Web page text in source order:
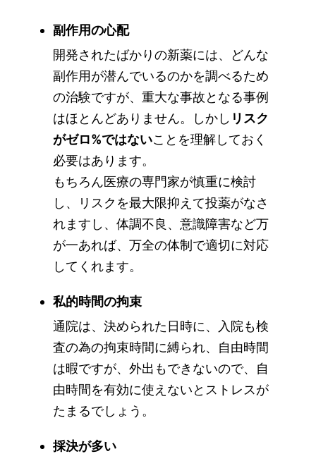
副作用の心配
開発されたばかりの新薬には、どんな
副作用が潜んでいるのかを調べるため
の治験ですが、重大な事故となる事例
はほとんどありません。しかし リスク
がゼロ%ではないことを理解しておく
必要はあります。
もちろん医療の専門家が慎重に検討
し、リスクを最大限抑えて投薬がなさ
れますし、体調不良、意識障害など万
が一あれば、万全の体制で適切に対応
してくれます。
私的時間の拘束
通院は、決められた日時に、入院も検
査の為の拘束時間に縛られ、自由時間
は暇ですが、外出もできないので、自
由時間を有効に使えないとストレスが
たまるでしょう。
採決が多い